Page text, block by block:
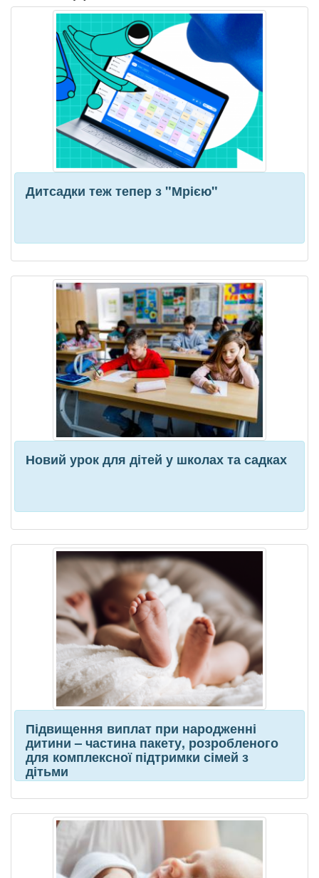
Дитсадки теж тепер з "Мрією"
Новий урок для дітей у школах та садках
Підвищення виплат при народженні
дитини – частина пакету, розробленого
для комплексної підтримки сімей з
дітьми